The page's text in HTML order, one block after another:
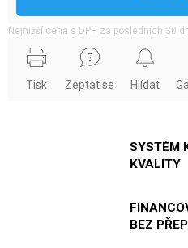
Nejnižší cena s DPH za posledních 30
Tisk Zeptat se Hlídat
SYSTÉM
KVALITY
BEZ